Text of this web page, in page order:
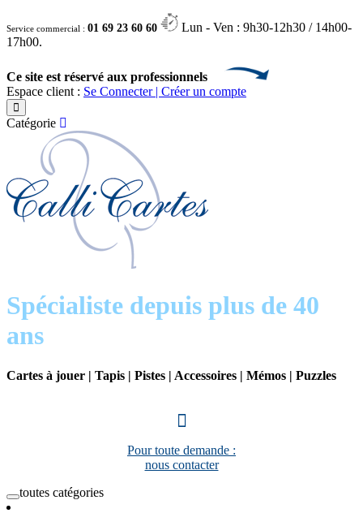
Service commercial : 01 69 23 60 60
Lun - Ven : 9h30-12h30 / 14h00-
17h00.
Ce site est réservé aux professionnels
Espace client : Se Connecter | Créer un compte
Catégorie
Spécialiste depuis plus de 40
ans
Cartes à jouer | Tapis | Pistes | Accessoires | Mémos | Puzzles
Pour toute demande :
nous contacter
toutes catégories